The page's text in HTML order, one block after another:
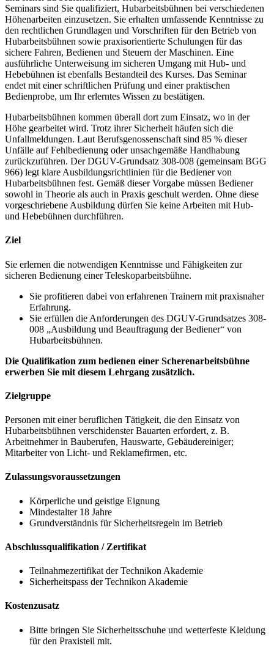
Seminars sind Sie qualifiziert, Hubarbeitsbühnen bei verschiedenen
Höhenarbeiten einzusetzen. Sie erhalten umfassende Kenntnisse zu
den rechtlichen Grundlagen und Vorschriften für den Betrieb von
Hubarbeitsbühnen sowie praxisorientierte Schulungen für das
sichere Fahren, Bedienen und Steuern der Maschinen. Eine
ausführliche Unterweisung im sicheren Umgang mit Hub- und
Hebebühnen ist ebenfalls Bestandteil des Kurses. Das Seminar
endet mit einer schriftlichen Prüfung und einer praktischen
Bedienprobe, um Ihr erlerntes Wissen zu bestätigen.
Hubarbeitsbühnen kommen überall dort zum Einsatz, wo in der
Höhe gearbeitet wird. Trotz ihrer Sicherheit häufen sich die
Unfallmeldungen. Laut Berufsgenossenschaft sind 85 % dieser
Unfälle auf Fehlbedienung oder unsachgemäße Handhabung
zurückzuführen. Der DGUV-Grundsatz 308-008 (gemeinsam BGG
966) legt klare Ausbildungsrichtlinien für die Bediener von
Hubarbeitsbühnen fest. Gemäß dieser Vorgabe müssen Bediener
sowohl in Theorie als auch in Praxis geschult werden. Ohne diese
vorgeschriebene Ausbildung dürfen Sie keine Arbeiten mit Hub-
und Hebebühnen durchführen.
Ziel
Sie erlernen die notwendigen Kenntnisse und Fähigkeiten zur
sicheren Bedienung einer Teleskoparbeitsbühne.
Sie profitieren dabei von erfahrenen Trainern mit praxisnaher
Erfahrung.
Sie erfüllen die Anforderungen des DGUV-Grundsatzes 308-
008 „Ausbildung und Beauftragung der Bediener“ von
Hubarbeitsbühnen.
Die Qualifikation zum bedienen einer Scherenarbeitsbühne
erwerben Sie mit diesem Lehrgang zusätzlich.
Zielgruppe
Personen mit einer beruflichen Tätigkeit, die den Einsatz von
Hubarbeitsbühnen verschidenster Bauarten erfordert, z. B.
Arbeitnehmer in Bauberufen, Hauswarte, Gebäudereiniger;
Mitarbeiter von Licht- und Reklamefirmen, etc.
Zulassungsvoraussetzungen
Körperliche und geistige Eignung
Mindestalter 18 Jahre
Grundverständnis für Sicherheitsregeln im Betrieb
Abschlussqualifikation / Zertifikat
Teilnahmezertifikat der Technikon Akademie
Sicherheitspass der Technikon Akademie
Kostenzusatz
Bitte bringen Sie Sicherheitsschuhe und wetterfeste Kleidung
für den Praxisteil mit.